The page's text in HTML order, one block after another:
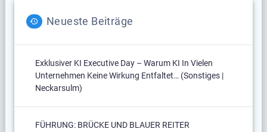
Neueste Beiträge
Exklusiver KI Executive Day – Warum KI In Vielen
Unternehmen Keine Wirkung Entfaltet… (Sonstiges |
Neckarsulm)
FÜHRUNG: BRÜCKE UND BLAUER REITER